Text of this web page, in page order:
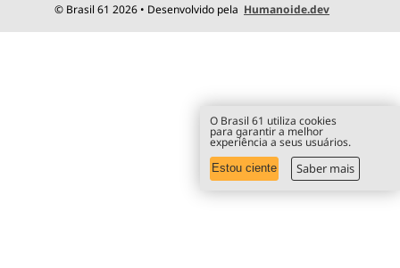
© Brasil 61 2026 • Desenvolvido pela Humanoide.dev
O Brasil 61 utiliza cookies
para garantir a melhor
experiência a seus usuários.
Estou ciente Saber mais